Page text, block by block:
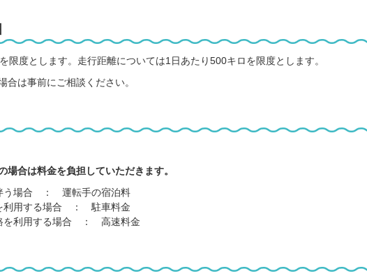
限度とします。走行距離については1日あたり500キロを限度とします。
合は事前にご相談ください。
場合は料金を負担していただきます。
う場合 ： 運転手の宿泊料
利用する場合 ： 駐車料金
を利用する場合 ： 高速料金